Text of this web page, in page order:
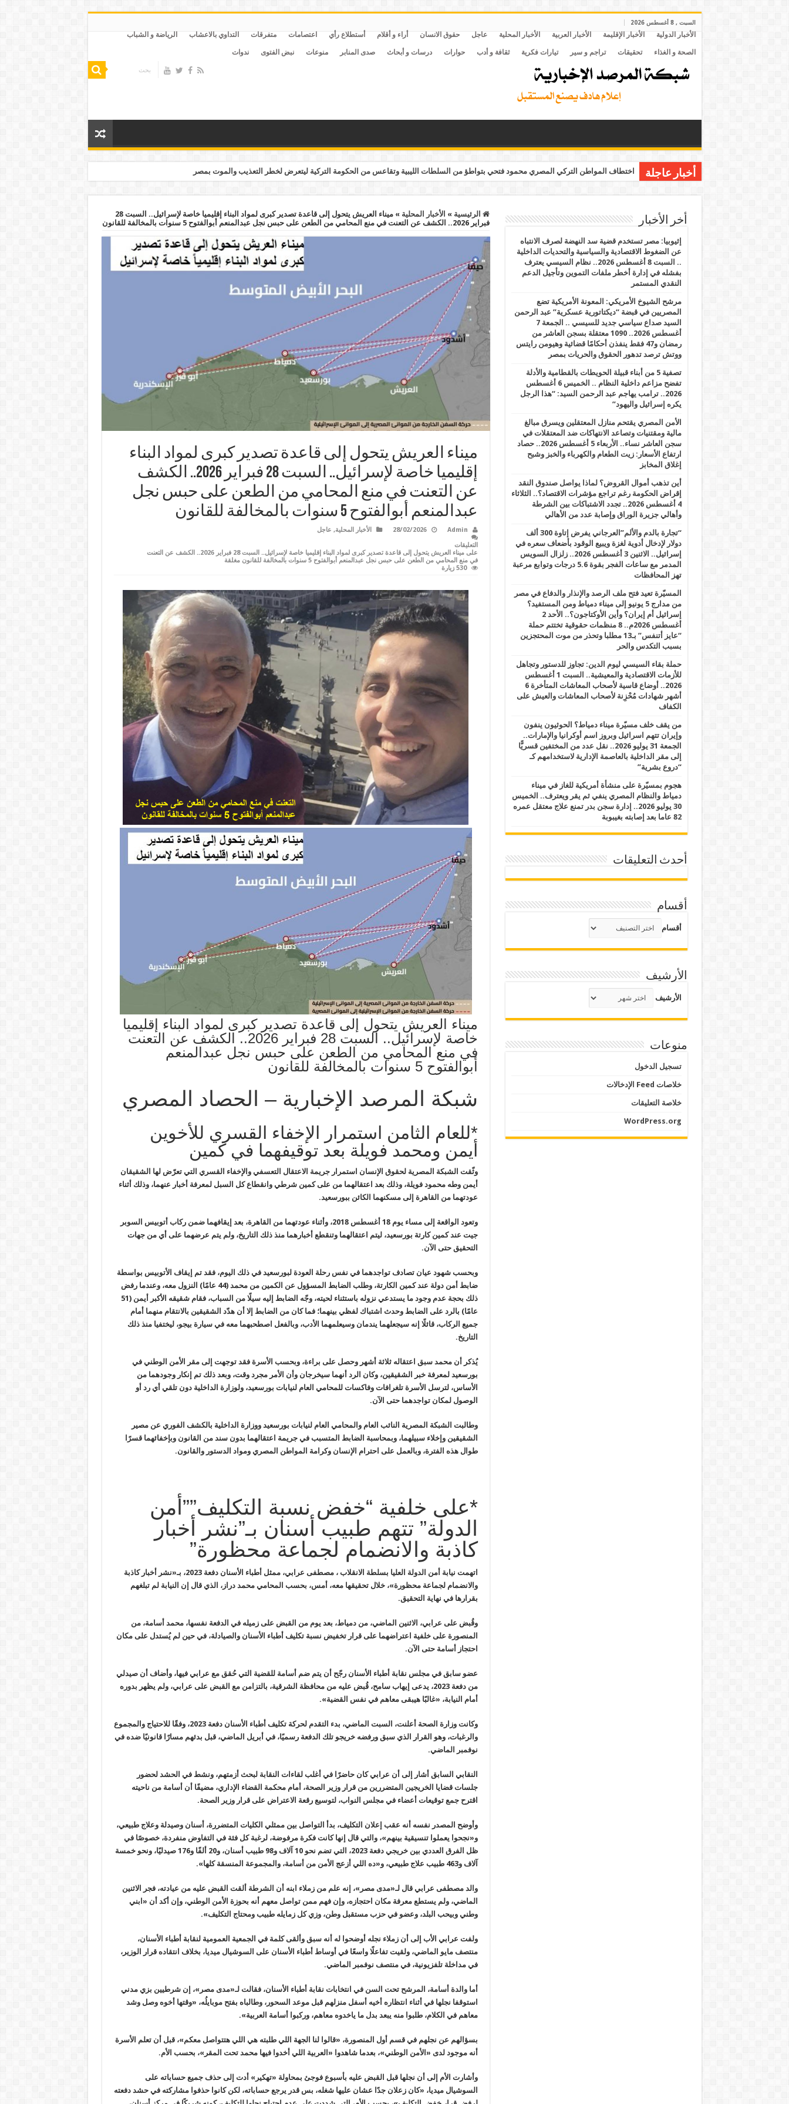
السبت , 8 أغسطس 2026
الأخبار الدولية الأخبار الإقليمة الأخبار العربية الأخبار المحلية عاجل حقوق الانسان أراء و أقلام أستطلاع رأي اعتصامات متفرقات التداوي بالاعشاب الرياضة و الشباب
الصحة و الغذاء تحقيقات تراجم و سير تيارات فكرية ثقافة و أدب حوارات درسات و أبحاث صدى المنابر منوعات نبض الفتوى ندوات
أخبار عاجلة اختطاف المواطن التركي المصري محمود فتحي بتواطؤ من السلطات الليبية وتقاعس من الحكومة التركية ليتعرض لخطر التعذيب والموت بمصر
الرئيسية » الأخبار المحلية »
ميناء العريش يتحول إلى قاعدة تصدير كبرى لمواد البناء إقليميا خاصة لإسرائيل.. السبت 28
فبراير 2026.. الكشف عن التعنت في منع المحامي من الطعن على حبس نجل عبدالمنعم أبوالفتوح 5 سنوات بالمخالفة للقانون
ميناء العريش يتحول إلى قاعدة تصدير كبرى لمواد البناء
إقليميا خاصة لإسرائيل.. السبت 28 فبراير 2026.. الكشف
عن التعنت في منع المحامي من الطعن على حبس نجل
عبدالمنعم أبوالفتوح 5 سنوات بالمخالفة للقانون
Admin
28/02/2026 الأخبار المحلية, عاجل
التعليقات
على ميناء العريش يتحول إلى قاعدة تصدير كبرى لمواد البناء إقليميا خاصة لإسرائيل.. السبت 28 فبراير 2026.. الكشف عن التعنت
في منع المحامي من الطعن على حبس نجل عبدالمنعم أبوالفتوح 5 سنوات بالمخالفة للقانون مغلقة
530 زيارة
ميناء العريش يتحول إلى قاعدة تصدير كبرى لمواد البناء إقليميا
خاصة لإسرائيل.. السبت 28 فبراير 2026.. الكشف عن التعنت
في منع المحامي من الطعن على حبس نجل عبدالمنعم
أبوالفتوح 5 سنوات بالمخالفة للقانون
شبكة المرصد الإخبارية – الحصاد المصري
*للعام الثامن استمرار الإخفاء القسري للأخوين
أيمن ومحمد فويلة بعد توقيفهما في كمين
وثّقت الشبكة المصرية لحقوق الإنسان استمرار جريمة الاعتقال التعسفي والإخفاء القسري التي تعرّض لها الشقيقان
أيمن وطه محمود فويلة، وذلك بعد اعتقالهما من على كمين شرطي وانقطاع كل السبل لمعرفة أخبار عنهما، وذلك أثناء
عودتهما من القاهرة إلى مسكنهما الكائن ببورسعيد.
وتعود الواقعة إلى مساء يوم 18 أغسطس 2018
، وأثناء عودتهما من القاهرة، بعد إيقافهما ضمن ركاب أتوبيس السوبر
جيت عند كمين كارتة بورسعيد، ليتم اعتقالهما وتنقطع أخبارهما منذ ذلك التاريخ، ولم يتم عرضهما على أي من جهات
التحقيق حتى الآن.
وبحسب شهود عيان تصادف تواجدهما في نفس رحلة العودة لبورسعيد في ذلك اليوم، فقد تم إيقاف الأتوبيس بواسطة
ضابط أمن دولة عند كمين الكارتة، وطلب الضابط المسؤول عن الكمين من محمد (44 عامًا ) النزول معه، وعندما رفض
ذلك بحجة عدم وجود ما يستدعي نزوله باستثناء لحيته، وجّه الضابط إليه سيلًا من السباب، فقام شقيقه الأكبر أيمن (51
عامًا) بالرد على الضابط وحدث اشتباك لفظي بينهما؛ فما كان من الضابط إلا أن هدّد الشقيقين بالانتقام منهما أمام
جميع الركاب، قائلًا إنه سيجعلهما يندمان وسيعلمهما الأدب، وبالفعل اصطحبهما معه في سيارة بيجو، ليختفيا منذ ذلك
التاريخ.
يُذكر أن محمد سبق اعتقاله ثلاثة أشهر وحصل على براءة، وبحسب الأسرة فقد توجهت إلى مقر الأمن الوطني في
بورسعيد لمعرفة خبر الشقيقين، وكان الرد أنهما سيخرجان وأن الأمر مجرد وقت، وبعد ذلك تم إنكار وجودهما من
الأساس، لترسل الأسرة تلغرافات وفاكسات للمحامي العام لنيابات بورسعيد، ولوزارة الداخلية دون تلقي أي رد أو
الوصول لمكان تواجدهما حتى الآن.
وطالبت الشبكة المصرية النائب العام والمحامي العام لنيابات بورسعيد ووزارة الداخلية بالكشف الفوري عن مصير
الشقيقين وإخلاء سبيلهما، وبمحاسبة الضابط المتسبب في جريمة اعتقالهما بدون سند من القانون وبإخفائهما قسرًا
طوال هذه الفترة، وبالعمل على احترام الإنسان وكرامة المواطن المصري ومواد الدستور والقانون.
*على خلفية “خفض نسبة التكليف””أمن
الدولة” تتهم طبيب أسنان بـ”نشر أخبار
كاذبة والانضمام لجماعة محظورة”
اتهمت نيابة أمن الدولة العليا بسلطة الانقلاب ، مصطفى عرابي، ممثل أطباء الأسنان دفعة 2023، بـ«نشر أخبار كاذبة
والانضمام لجماعة محظورة»، خلال تحقيقها معه، أمس، بحسب المحامي محمد دراز، الذي قال إن النيابة لم تبلغهم
بقرارها في نهاية التحقيق.
وقُبض على عرابي، الاثنين الماضي، من دمياط، بعد يوم من القبض على زميله في الدفعة نفسها، محمد أسامة، من
المنصورة على خلفية اعتراضهما على قرار تخفيض نسبة تكليف أطباء الأسنان والصيادلة، في حين لم يُستدل على مكان
احتجاز أسامة حتى الآن.
عضو سابق في مجلس نقابة أطباء الأسنان رجّح أن يتم ضم أسامة للقضية التي حُقق مع عرابي فيها، وأضاف أن صيدلي
من دفعة 2023، يدعى إيهاب سامح، قُبض عليه من محافظة الشرقية، بالتزامن مع القبض على عرابي، ولم يظهر بدوره
أمام النيابة، «غالبًا هيبقى معاهم في نفس القضية».
وكانت وزارة الصحة أعلنت، السبت الماضي، بدء التقدم لحركة تكليف أطباء الأسنان دفعة 2023، وفقًا للاحتياج والمجموع
والرغبات، وهو القرار الذي سبق ورفضه خريجو تلك الدفعة رسميًا، في أبريل الماضي، قبل بدئهم مسارًا قانونيًا ضده في
نوفمبر الماضي.
النقابي السابق أشار إلى أن عرابي كان حاضرًا في أغلب لقاءات النقابة لبحث أزمتهم، ونشط في الحشد لحضور
جلسات قضايا الخريجين المتضررين من قرار وزير الصحة، أمام محكمة القضاء الإداري، مضيفًا أن أسامة من ناحيته
اقترح جمع توقيعات أعضاء في مجلس النواب، لتوسيع رقعة الاعتراض على قرار وزير الصحة.
وأوضح المصدر نفسه أنه عقب إعلان التكليف، بدأ التواصل بين ممثلي الكليات المتضررة، أسنان وصيدلة وعلاج طبيعي،
و«نجحوا يعملوا تنسيقية بينهم»، والتي قال إنها كانت فكرة مرفوضة، لرغبة كل فئة في التفاوض منفردة، خصوصًا في
ظل الفرق العددي بين خريجي دفعة 2023، التي تضم نحو 10 آلاف و98 طبيب أسنان، و20 ألفًا و176 صيدليًا، ونحو خمسة
آلاف و463 طبيب علاج طبيعي، و«ده اللي أزعج الأمن من أسامة، والمجموعة المنسقة كلها».
والد مصطفى عرابي قال لـ«مدى مصر»، إنه علم من زملاء ابنه أن الشرطة ألقت القبض عليه من عيادته، فجر الاثنين
الماضي، ولم يستطع معرفة مكان احتجازه، وإن فهم ممن تواصل معهم أنه بحوزة الأمن الوطني، وإن أكد أن «ابني
وطني وبيحب البلد، وعضو في حزب مستقبل وطن، وزي كل زمايله طبيب ومحتاج التكليف».
ولفت عرابي الأب إلى أن زملاء نجله أوضحوا له أنه سبق وألقى كلمة في الجمعية العمومية لنقابة أطباء الأسنان،
منتصف مايو الماضي، ولقيت تفاعلًا واسعًا في أوساط أطباء الأسنان على السوشيال ميديا، بخلاف انتقاده قرار الوزير،
في مداخلة تلفزيونية، في منتصف نوفمبر الماضي.
أما والدة أسامة، المرشح تحت السن في انتخابات نقابة أطباء الأسنان، فقالت لـ«مدى مصر»، إن شرطيين بزي مدني
استوقفا نجلها في أثناء انتظاره أخيه أسفل منزلهم قبل موعد السحور، وطالباه بفتح موبايلُه، «وقتها أخوه وصل وشد
معاهم في الكلام، طلبوا منه يبعد بدل ما ياخدوه معاهم، وركبوا أسامة العربية».
بسؤالهم عن نجلهم في قسم أول المنصورة، «قالوا لنا الجهة اللي طلبته هي اللي هتتواصل معكم»، قبل أن تعلم الأسرة
أنه موجود لدى «الأمن الوطني»، بعدما شاهدوا «العربية اللي أخدوا فيها محمد تحت المقر»، بحسب الأم.
وأشارت الأم إلى أن نجلها قبل القبض عليه بأسبوع فوجئ بمحاولة «تهكير» أدت إلى حذف جميع حساباته على
السوشيال ميديا، «كان زعلان جدًا عشان عليها شغله، بس قدر يرجع حساباته، لكن كانوا حذفوا مشاركته في حشد دفعته
أخر الأخبار
إثيوبيا: مصر تستخدم قضية سد النهضة لصرف الانتباه
عن الضغوط الاقتصادية والسياسية والتحديات الداخلية
.. السبت 8 أغسطس 2026.. نظام السيسي يعترف
بفشله في إدارة أخطر ملفات التموين وتأجيل الدعم
النقدي المستمر
مرشح الشيوخ الأمريكي: المعونة الأمريكية تضع
المصريين في قبضة “ديكتاتورية عسكرية” عبد الرحمن
السيد صداع سياسي جديد للسيسي .. الجمعة 7
أغسطس 2026.. 1090 معتقلة بسجن العاشر من
رمضان و47 فقط ينفذن أحكامًا قضائية وهيومن رايتس
ووتش ترصد تدهور الحقوق والحريات بمصر
تصفية 5 من أبناء قبيلة الحويطات بالقطامية والأدلة
تفضح مزاعم داخلية النظام .. الخميس 6 أغسطس
2026.. ترامب يهاجم عبد الرحمن السيد: “هذا الرجل
يكره إسرائيل واليهود”
الأمن المصري يقتحم منازل المعتقلين ويسرق مبالغ
مالية ومقتنيات وتصاعد الانتهاكات ضد المعتقلات في
سجن العاشر نساء.. الأربعاء 5 أغسطس 2026.. حصاد
ارتفاع الأسعار: زيت الطعام والكهرباء والخبز وشبح
إغلاق المخابز
أين تذهب أموال القروض؟ لماذا يواصل صندوق النقد
إقراض الحكومة رغم تراجع مؤشرات الاقتصاد؟.. الثلاثاء
4 أغسطس 2026.. تجدد الاشتباكات بين الشرطة
وأهالي جزيرة الوراق وإصابة عدد من الأهالي
“تجارة بالدم والألم”العرجاني يفرض إتاوة 300 ألف
دولار لإدخال أدوية لغزة ويبيع الوقود بأضعاف سعره في
إسرائيل.. الاثنين 3 أغسطس 2026.. زلزال السويس
المدمر مع ساعات الفجر بقوة 5.6 درجات وتوابع مرعبة
تهز المحافظات
المسيّرة تعيد فتح ملف الرصد والإنذار والدفاع في مصر
من مدارج 5 يونيو إلى ميناء دمياط ومن المستفيد؟
إسرائيل أم إيران؟ وأين الأوكتاجون؟.. الأحد 2
أغسطس 2026م.. 8 منظمات حقوقية تختتم حملة
“عايز أتنفس” بـ13 مطلبا وتحذر من موت المحتجزين
بسبب التكدس والحر
حملة بقاء السيسي ليوم الدين: تجاوز للدستور وتجاهل
للأزمات الاقتصادية والمعيشية.. السبت 1 أغسطس
2026.. أوضاع قاسية لأصحاب المعاشات المتأخرة 6
أشهر شهادات مُحْزِنة لأصحاب المعاشات والعيش على
الكفاف
من يقف خلف مسيّرة ميناء دمياط؟ الحوثيون ينفون
وإيران تتهم اسرائيل وبروز اسم أوكرانيا والإمارات..
الجمعة 31 يوليو 2026.. نقل عدد من المختفين قسريًّا
إلى مقر الداخلية بالعاصمة الإدارية لاستخدامهم كـ
“دروع بشرية”
هجوم بمسيّرة على منشأة أمريكية للغاز في ميناء
دمياط والنظام المصري ينفي ثم يقر ويعترف.. الخميس
30 يوليو 2026.. إدارة سجن بدر تمنع علاج معتقل عمره
82 عاما بعد إصابته بغيبوبة
أحدث التعليقات
أقسام
أقسام
الأرشيف
الأرشيف
منوعات
تسجيل الدخول
خلاصات Feed الإدخالات
خلاصة التعليقات
WordPress.org